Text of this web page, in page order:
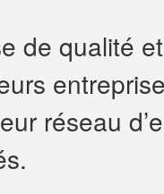
de qualité
réseau